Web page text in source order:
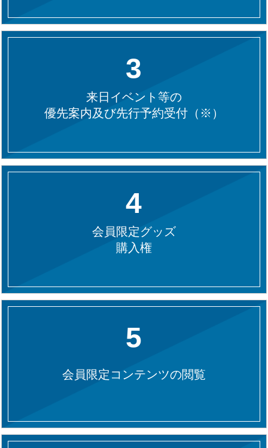
3
来日イベント等の
優先案内及び先行予約受付（※）
4
会員限定グッズ
購入権
5
会員限定コンテンツの閲覧